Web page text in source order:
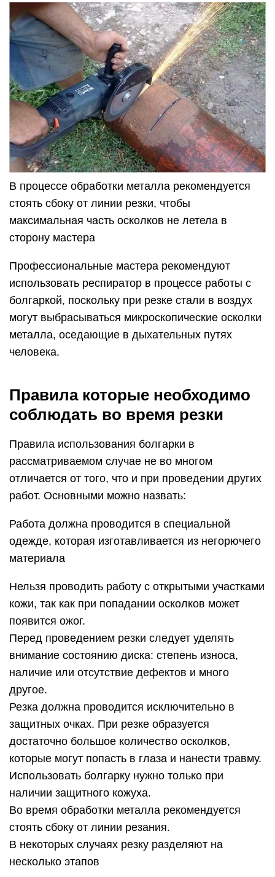
В процессе обработки металла рекомендуется
стоять сбоку от линии резки, чтобы
максимальная часть осколков не летела в
сторону мастера
Профессиональные мастера рекомендуют
использовать респиратор в процессе работы с
болгаркой, поскольку при резке стали в воздух
могут выбрасываться микроскопические осколки
металла, оседающие в дыхательных путях
человека.
Правила которые необходимо
соблюдать во время резки
Правила использования болгарки в
рассматриваемом случае не во многом
отличается от того, что и при проведении других
работ. Основными можно назвать:
Работа должна проводится в специальной
одежде, которая изготавливается из негорючего
материала
Нельзя проводить работу с открытыми участками
кожи, так как при попадании осколков может
появится ожог.
Перед проведением резки следует уделять
внимание состоянию диска: степень износа,
наличие или отсутствие дефектов и много
другое.
Резка должна проводится исключительно в
защитных очках. При резке образуется
достаточно большое количество осколков,
которые могут попасть в глаза и нанести травму.
Использовать болгарку нужно только при
наличии защитного кожуха.
Во время обработки металла рекомендуется
стоять сбоку от линии резания.
В некоторых случаях резку разделяют на
несколько этапов